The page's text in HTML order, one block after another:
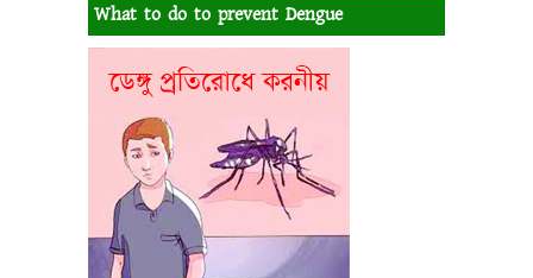
What to do to prevent Dengue